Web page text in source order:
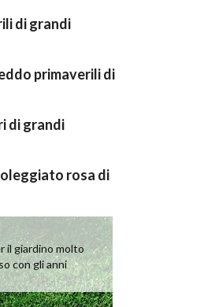
di grandi
primaverili di
di grandi
rosa di
il giardino molto
con gli anni